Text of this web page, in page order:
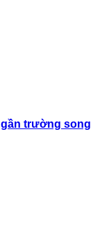
gần trường song